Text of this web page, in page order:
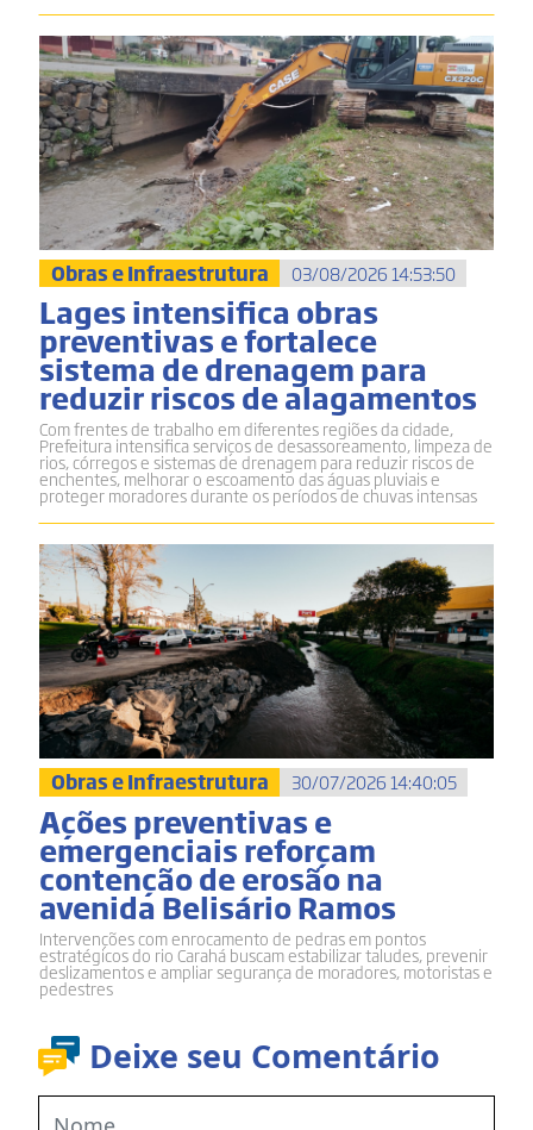
Deixe seu Comentário
Obras e Infraestrutura 03/08/2026 14:53:50
Lages intensifica obras
preventivas e fortalece
sistema de drenagem para
reduzir riscos de alagamentos
Com frentes de trabalho em diferentes regiões da cidade,
Prefeitura intensifica serviços de desassoreamento, limpeza de
rios, córregos e sistemas de drenagem para reduzir riscos de
enchentes, melhorar o escoamento das águas pluviais e
proteger moradores durante os períodos de chuvas intensas
Obras e Infraestrutura 30/07/2026 14:40:05
Ações preventivas e
emergenciais reforçam
contenção de erosão na
avenida Belisário Ramos
Intervenções com enrocamento de pedras em pontos
estratégicos do rio Carahá buscam estabilizar taludes, prevenir
deslizamentos e ampliar segurança de moradores, motoristas e
pedestres